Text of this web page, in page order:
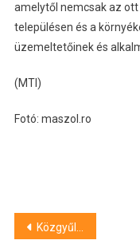
amelytől nemcsak az
településen és a
üzemeltetőinek és
(MTI)
Fotó: maszol.ro
Bejegyzés
Közgyűlést tartanak ma Szegeden